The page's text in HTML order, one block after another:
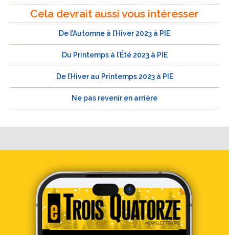
Cela devrait aussi vous intéresser
De l’Automne à l’Hiver 2023 à PIE
Du Printemps à l’Été 2023 à PIE
De l’Hiver au Printemps 2023 à PIE
Ne pas revenir en arrière